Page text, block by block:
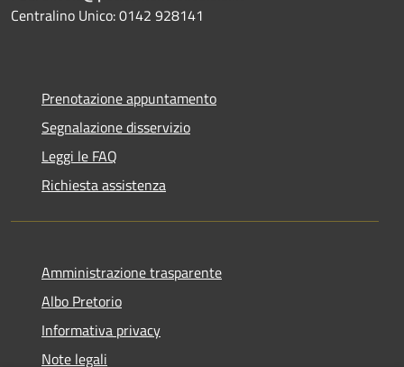
Centralino Unico: 0142 928141
Prenotazione appuntamento
Segnalazione disservizio
Leggi le FAQ
Richiesta assistenza
Amministrazione trasparente
Albo Pretorio
Informativa privacy
Note legali